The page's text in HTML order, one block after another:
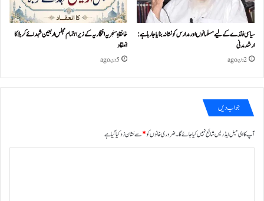
سیاسی فائدے کے لیے مسلمانوں اور مدارس کو نشانہ بنایا جا رہا ہے:
ارشد مدنی
2 دن ago
خانقاہِ سنجریہ افتخاریہ کے زیراہتمام مجلس اربعین شہدائے کربلا کا
انعقاد
5 دن ago
جواب دیں
آپ کا ای میل ایڈریس شائع نہیں کیا جائے گا۔ضروری خانوں کو*سے نشان زد کیا گیا ہے